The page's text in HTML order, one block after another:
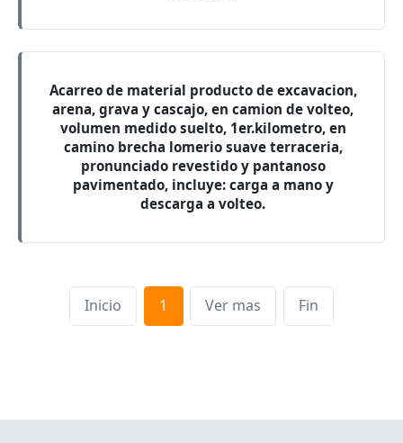
Acarreo de material producto de excavacion,
arena, grava y cascajo, en camion de volteo,
volumen medido suelto, 1er.kilometro, en
camino brecha lomerio suave terraceria,
pronunciado revestido y pantanoso
pavimentado, incluye: carga a mano y
descarga a volteo.
Inicio 1 Ver mas Fin